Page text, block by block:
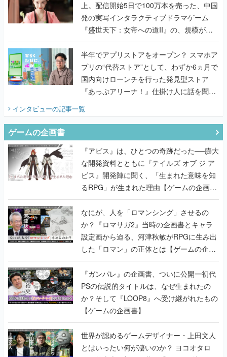
上。配信開始5日で100万本を売った、中国
発の実写インタラクティブドラマゲーム
『盛世天下：女帝への道II』の、規模が違
うこだわりをプロデューサーに聞いた
半年でアプリストアをオープン？ スマホア
プリの“代替ストア”として、わずか6ヵ月で
国内向けローンチを行った発見型ストア
『あっぷアリーナ！』仕掛け人に話を聞い
インタビューの記事一覧
ゲームの企画書
『アビス』は、ひとつの奇跡だった──膨大
な開発資料とともに『テイルズ オブ ジ ア
ビス』開発陣に聞く、「生まれた意味を知
るRPG」が生まれた理由【ゲームの企画
書】
なにが、人を「ロマンシング」させるの
か？『ロマサガ2』当時の企画書とキャラ
設定画から迫る、河津秋敏がRPGに生み出
した「ロマン」の正体とは【ゲームの企画
書】
『ガンパレ』の企画書、ついに公開━初代
PSの伝説的タイトルは、なぜ生まれたの
か？そして『LOOP8』へ受け継がれたもの
【ゲームの企画書】
世界が認めるゲームデザイナー・上田文人
とはいったい何が凄いのか？ ヨコオタロ